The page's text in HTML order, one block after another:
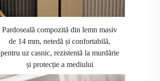
Pardoseală compozită din lemn masiv
de 14 mm, netedă și confortabilă,
pentru uz casnic, rezistentă la murdărie
și protecție a mediului